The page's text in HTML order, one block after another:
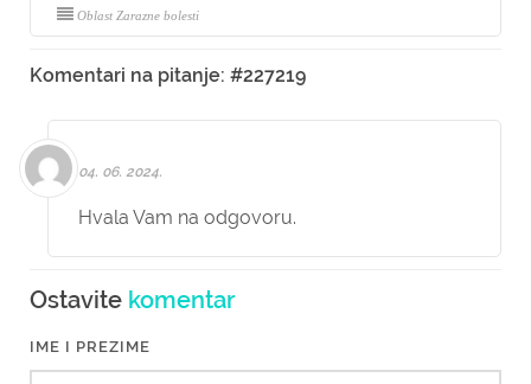
Oblast Zarazne bolesti
Komentari na pitanje: #227219
04. 06. 2024.
Hvala Vam na odgovoru.
Ostavite komentar
IME I PREZIME